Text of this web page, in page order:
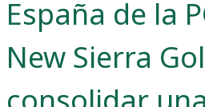
España de la
New Sierra